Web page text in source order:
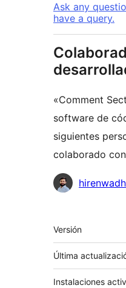
Ask any
have a query.
«Comment
software de
siguientes
colaborado
Colaboradores
Meta
Versión
Última
Instalaciones